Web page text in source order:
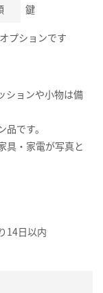
鍵
プションです
ションや小物は備
です。
具・家電が写真と
14日以内